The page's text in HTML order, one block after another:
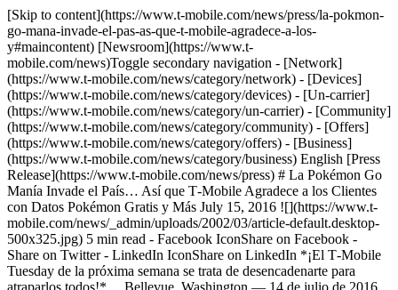
[Skip to content](https://www.t-mobile.com/news/press/la-pokmon-
go-mana-invade-el-pas-as-que-t-mobile-agradece-a-los-
y#maincontent) [Newsroom](https://www.t-
mobile.com/news)Toggle secondary navigation - [Network]
(https://www.t-mobile.com/news/category/network) - [Devices]
(https://www.t-mobile.com/news/category/devices) - [Un-carrier]
(https://www.t-mobile.com/news/category/un-carrier) - [Community]
(https://www.t-mobile.com/news/category/community) - [Offers]
(https://www.t-mobile.com/news/category/offers) - [Business]
(https://www.t-mobile.com/news/category/business) English [Press
Release](https://www.t-mobile.com/news/press) # La Pokémon Go
Manía Invade el País… Así que T‑Mobile Agradece a los Clientes
con Datos Pokémon Gratis y Más July 15, 2016 ![](https://www.t-
mobile.com/news/_admin/uploads/2002/03/article-default.desktop-
500x325.jpg) 5 min read - Facebook IconShare on Facebook -
Share on Twitter - LinkedIn IconShare on LinkedIn *¡El T‑Mobile
Tuesday de la próxima semana se trata de desencadenarte para
atraparlos todos!* __Bellevue, Washington — 14 de julio de 2016